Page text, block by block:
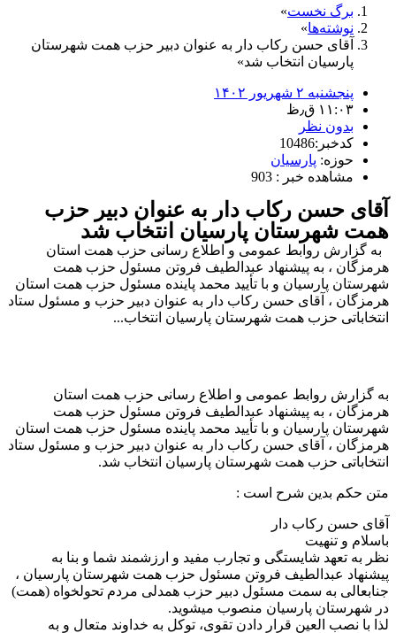
برگ نخست
نوشته‌ها
آقای حسن رکاب دار به عنوان دبیر حزب همت شهرستان
پارسیان انتخاب شد
پنجشنبه ۲ شهریور ۱۴۰۲
۱۱:۰۳ ق٫ظ
بدون نظر
کدخبر:10486
حوزه: پارسیان
مشاهده خبر : 903
آقای حسن رکاب دار به عنوان دبیر حزب
همت شهرستان پارسیان انتخاب شد
به گزارش روابط عمومی و اطلاع رسانی حزب همت استان
هرمزگان ، به پیشنهاد عبدالطیف فروتن مسئول حزب همت
شهرستان پارسیان و با تأیید محمد پاینده مسئول حزب همت استان
هرمزگان ، آقای حسن رکاب دار به عنوان دبیر حزب و مسئول ستاد
انتخاباتی حزب همت شهرستان پارسیان انتخاب...
به گزارش روابط عمومی و اطلاع رسانی حزب همت استان
هرمزگان ، به پیشنهاد عبدالطیف فروتن مسئول حزب همت
شهرستان پارسیان و با تأیید محمد پاینده مسئول حزب همت استان
هرمزگان ، آقای حسن رکاب دار به عنوان دبیر حزب و مسئول ستاد
انتخاباتی حزب همت شهرستان پارسیان انتخاب شد.
متن حکم بدین شرح است :
آقای حسن رکاب دار
باسلام و تنهیت
نظر به تعهد شایستگی و تجارب مفید و ارزشمند شما و بنا به
پیشنهاد عبدالطیف فروتن مسئول حزب همت شهرستان پارسیان ،
جنابعالی به سمت مسئول دبیر حزب همدلی مردم تحولخواه (همت)
در شهرستان پارسیان منصوب میشوید.
لذا با نصب العین قرار دادن تقوی، توکل به خداوند متعال و به